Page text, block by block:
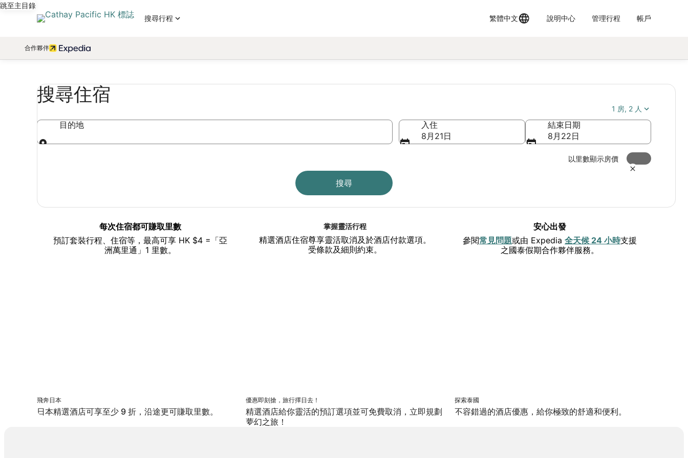
跳至主目錄
搜尋行程
繁體中文 說明中心 管理行程 帳戶
合作夥伴
搜尋住宿
1 房, 2 人
目的地
入住
8月21日
結束日期
8月22日
以里數顯示房價
搜尋
每次住宿都可賺取里數
預訂套裝行程、住宿等，最高可享 HK $4 =「亞
洲萬里通」1 里數。
掌握靈活行程
精選酒店住宿尊享靈活取消及於酒店付款選項。
受條款及細則約束。
安心出發
參閱常見問題於
新
或由 Expedia 全天候 24 小時於
支援
之國泰假期合作夥伴服務。
飛奔日本
日本精選酒店可享至少 9 折，沿途更可賺取里數。
優惠即刻搶，旅行擇日去！
精選酒店給你靈活的預訂選項並可免費取消，立即規劃
夢幻之旅！
探索泰國
不容錯過的酒店優惠，給你極致的舒適和便利。